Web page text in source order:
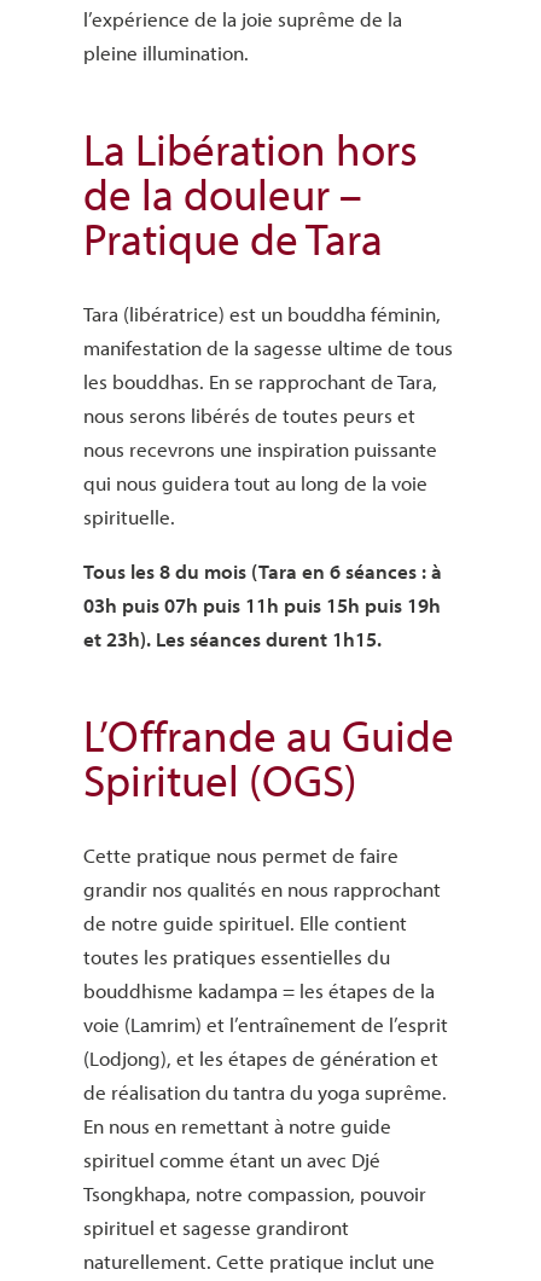
l’expérience de la joie suprême de la
pleine illumination.
La Libération hors
de la douleur –
Pratique de Tara
Tara (libératrice) est un bouddha féminin,
manifestation de la sagesse ultime de tous
les bouddhas. En se rapprochant de Tara,
nous serons libérés de toutes peurs et
nous recevrons une inspiration puissante
qui nous guidera tout au long de la voie
spirituelle.
Tous les 8 du mois (Tara en 6 séances : à
03h puis 07h puis 11h puis 15h puis 19h
et 23h). Les séances durent 1h15.
L’Offrande au Guide
Spirituel (OGS)
Cette pratique nous permet de faire
grandir nos qualités en nous rapprochant
de notre guide spirituel. Elle contient
toutes les pratiques essentielles du
bouddhisme kadampa = les étapes de la
voie (Lamrim) et l’entraînement de l’esprit
(Lodjong), et les étapes de génération et
de réalisation du tantra du yoga suprême.
En nous en remettant à notre guide
spirituel comme étant un avec Djé
Tsongkhapa, notre compassion, pouvoir
spirituel et sagesse grandiront
naturellement. Cette pratique inclut une